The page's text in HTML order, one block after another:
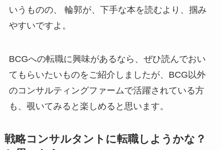
いうものの、 輪郭が、下手な本を読むより、掴み
やすいですよ。
BCGへの転職に興味があるなら、ぜひ読んでおい
てもらいたいものをご紹介しましたが、BCG以外
のコンサルティングファームで活躍されている方
も、覗いてみると楽しめると思います。
戦略コンサルタントに転職しようかな？